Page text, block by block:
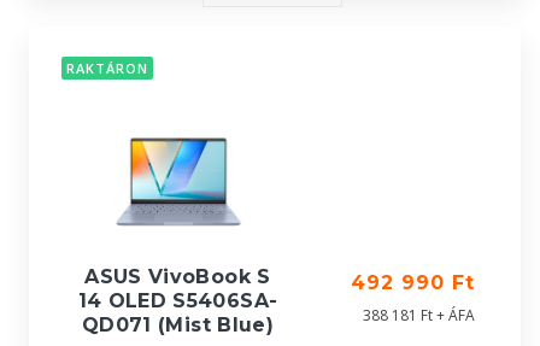
RAKTÁRON
ASUS VivoBook S
14 OLED S5406SA-
QD071 (Mist Blue)
492 990 Ft
388 181 Ft + ÁFA